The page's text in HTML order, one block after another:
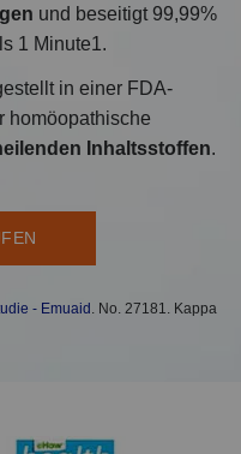
und beseitigt 99,99%
1 Minute1.
in einer FDA-
homöopathische
Inhaltsstoffen.
- Emuaid . No. 27181. Kappa